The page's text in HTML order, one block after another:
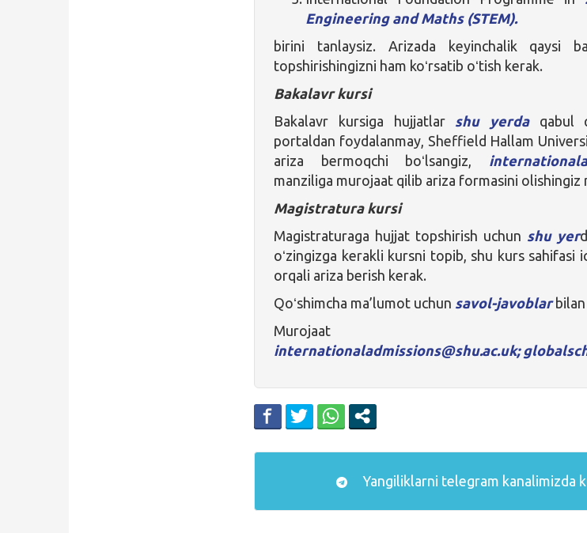
Engineering and Maths (STEM).
birini tanlaysiz. Arizada keyinchalik qaysi
topshirishingizni ham koʻrsatib oʻtish kerak.
Bakalavr kursi
Bakalavr kursiga hujjatlar shu yerdaqabul
portaldan foydalanmay, Sheffield Hallam
ariza bermoqchi boʻlsangiz,
manziliga murojaat qilib ariza formasini olishingiz
Magistratura kursi
Magistraturaga hujjat topshirish uchun shu yer
oʻzingizga kerakli kursni topib, shu kurs sahifasi
orqali ariza berish kerak.
Qoʻshimcha ma’lumot uchun savol-javoblar
Murojaat
internationaladmissions@shu.ac.uk;
Yangiliklarni telegram kanalimizda